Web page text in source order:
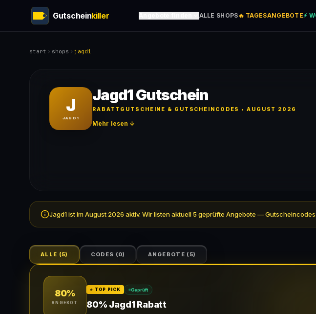
Gutscheinkiller ALLE SHOPS 🔥 TAGESANGEBOTE⚡
start shops jagd1
J
JAGD1
Jagd1 Gutschein
RABATTGUTSCHEINE & GUTSCHEINCODES • AUGUST 2026
Mehr lesen ↓
Jagd1 ist im August 2026 aktiv. Wir listen aktuell 5 geprüfte Angebote —
ALLE (5) CODES (0) ANGEBOTE ( 5)
80%
ANGEBOT
⭐ TOP PICK Geprüft
80% Jagd1 Rabatt